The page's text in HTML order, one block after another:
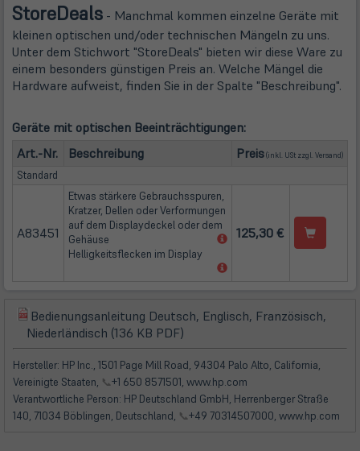
StoreDeals - Manchmal kommen einzelne Geräte mit
kleinen optischen und/oder technischen Mängeln zu uns.
Unter dem Stichwort "StoreDeals" bieten wir diese Ware zu
einem besonders günstigen Preis an. Welche Mängel die
Hardware aufweist, finden Sie in der Spalte "Beschreibung".
Geräte mit optischen Beeinträchtigungen:
Art.-Nr.
Beschreibung Preis(inkl. USt zzgl. Versand)
Standard
A83451
Etwas stärkere Gebrauchsspuren,
Kratzer, Dellen oder Verformungen
auf dem Displaydeckel oder dem
Gehäuse
(öffnet
neuem
Helligkeitsflecken im Display
(öffnet
Tab)
125,30 €
(öffnet
in
neuem
Tab)
Bedienungsanleitung Deutsch, Englisch, Französisch,
Niederländisch (136 KB PDF)
in
neuem
Tab)
Hersteller: HP Inc., 1501 Page Mill Road, 94304 Palo Alto, California,
Vereinigte Staaten, 📞+1 650 8571501, www.hp.com
Verantwortliche Person: HP Deutschland GmbH, Herrenberger Straße
140, 71034 Böblingen, Deutschland, 📞+49 70314507000, www.hp.com